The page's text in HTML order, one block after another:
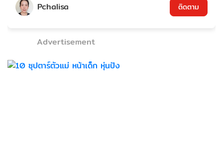
Pchalisa ติดตาม
Advertisement